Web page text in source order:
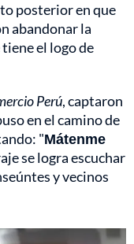
posterior en que
abandonar la
el logo de
Perú, captaron
en el camino de
"Mátenme
se logra escuchar
y vecinos